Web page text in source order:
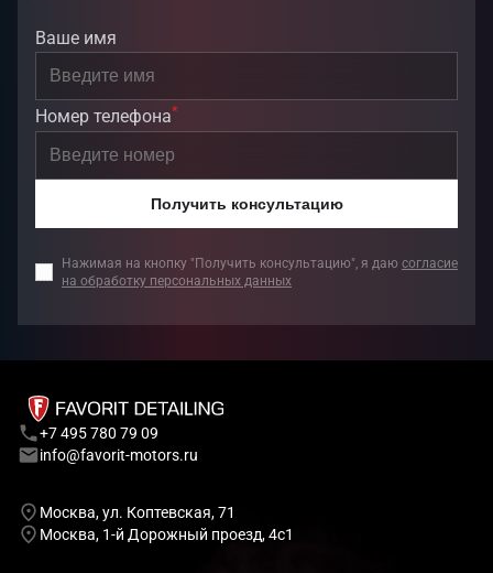
Ваше имя
Номер телефона*
Получить консультацию
Нажимая на кнопку "Получить консультацию", я даю согласие
на обработку персональных данных
+7 495 780 79 09
info@favorit-motors.ru
Москва, ул. Коптевская, 71
Москва, 1-й Дорожный проезд, 4с1